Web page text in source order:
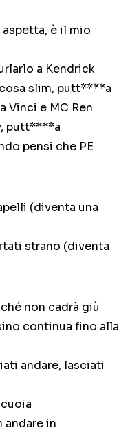
è il mio
a Kendrick
slim, putt****a
Vinci e MC Ren
putt****a
pensi che PE
(diventa una
strano (diventa
non cadrà giù
continua fino alla
andare, lasciati
andare in